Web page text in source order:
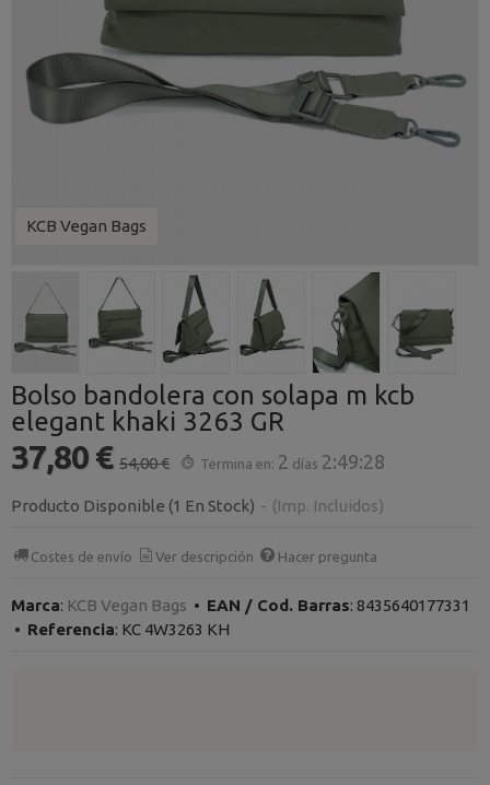
KCB Vegan Bags
Bolso bandolera con solapa m kcb
elegant khaki 3263 GR
37,80 € 54,00 € Termina en: 2 días 2:49:28
Producto Disponible (1 En Stock) - (Imp. Incluidos)
Costes de envío Ver descripción Hacer pregunta
Marca: KCB Vegan Bags • EAN / Cod. Barras: 8435640177331
• Referencia: KC 4W3263 KH